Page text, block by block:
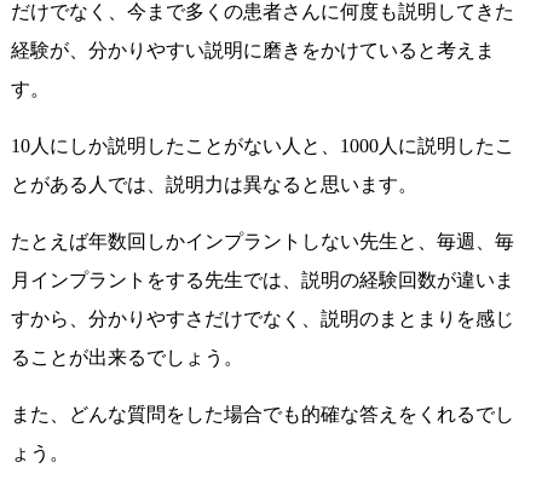
だけでなく、今まで多くの患者さんに何度も説明してきた
経験が、分かりやすい説明に磨きをかけていると考えま
す。
10人にしか説明したことがない人と、1000人に説明したこ
とがある人では、説明力は異なると思います。
たとえば年数回しかインプラントしない先生と、毎週、毎
月インプラントをする先生では、説明の経験回数が違いま
すから、分かりやすさだけでなく、説明のまとまりを感じ
ることが出来るでしょう。
また、どんな質問をした場合でも的確な答えをくれるでし
ょう。